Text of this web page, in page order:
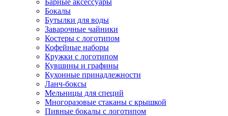
Барные аксессуары
Бокалы
Бутылки для воды
Заварочные чайники
Костеры с логотипом
Кофейные наборы
Кружки с логотипом
Кувшины и графины
Кухонные принадлежности
Ланч-боксы
Мельницы для специй
Многоразовые стаканы с крышкой
Пивные бокалы с логотипом